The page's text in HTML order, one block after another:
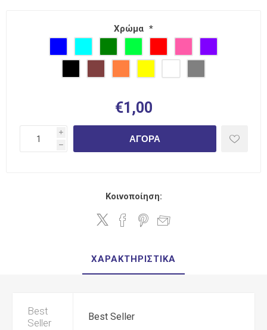
Χρώμα *
€1,00
i
h
ΑΓΟΡΆ
Κοινοποίηση:
ΧΑΡΑΚΤΗΡΙΣΤΙΚΆ
Best
Seller
Best Seller